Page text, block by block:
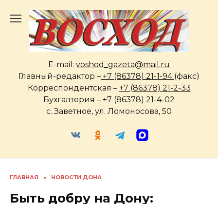
содержанию
E-mail: voshod_gazeta@mail.ru
Главный-редактор – +7 (86378) 21-1-94 (факс)
Корреспондентская – +7 (86378) 21-2-33
Бухгалтерия – +7 (86378) 21-4-02
с. Заветное, ул. Ломоносова, 50
ГЛАВНАЯ » НОВОСТИ ДОНА
Быть добру на Дону: